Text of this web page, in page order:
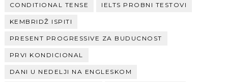
CONDITIONAL TENSE IELTS PROBNI TESTOVI
KEMBRIDŽ ISPITI
PRESENT PROGRESSIVE ZA BUDUCNOST
PRVI KONDICIONAL
DANI U NEDELJI NA ENGLESKOM